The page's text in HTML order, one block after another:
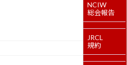
NCIW
総会報告
JRCL
規約